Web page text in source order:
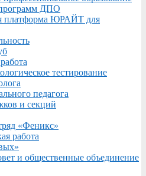
ДПО
платформа ЮРАЙТ для
тестирование
педагога
и секций
«Феникс»
работа
и общественные объединение